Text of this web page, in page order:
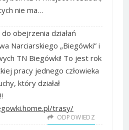
nie ma…
obejrzenia działań
Narciarskiego „Biegówki” i
TN Biegówki! To jest rok
pracy jednego człowieka
który działał
trasy/
ODPOWIEDZ